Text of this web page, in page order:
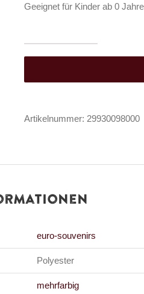
Geeignet für Kinder ab 0
Dragon
Artikelnummer: 29930098000
euro-souvenirs
Polyester
mehrfarbig